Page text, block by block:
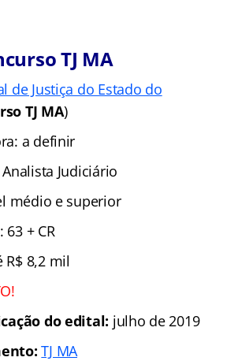
TJ MA
de Justiça do Estado do
TJ MA)
a definir
Judiciário
médio e superior
+ CR
R$ 8,2 mil
do edital: julho de 2019
TJ MA